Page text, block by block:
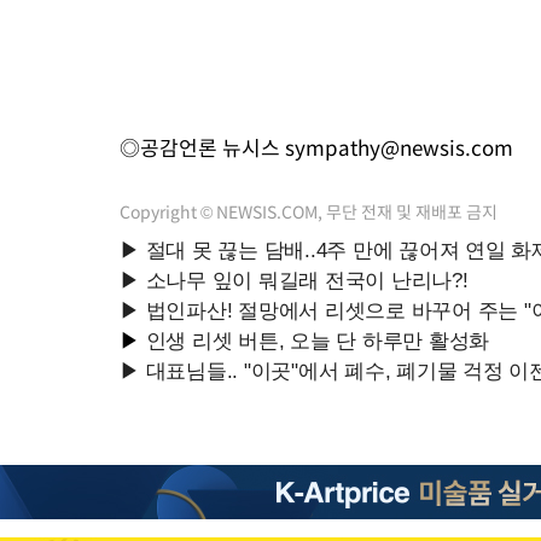
◎공감언론 뉴시스 sympathy@newsis.com
Copyright © NEWSIS.COM, 무단 전재 및 재배포 금지